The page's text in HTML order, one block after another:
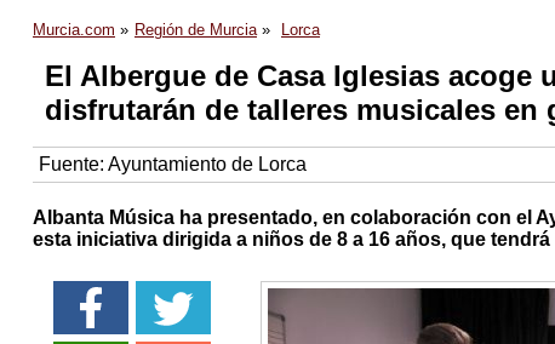
Murcia.com Región de Murcia Lorca
El Albergue de Casa Iglesias acoge
disfrutarán de talleres musicales
Fuente: Ayuntamiento de Lorca
Albanta Música ha presentado, en colaboración con el
esta iniciativa dirigida a niños de 8 a 16 años, que